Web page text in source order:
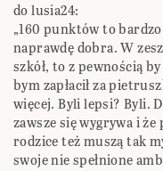
do lusia24:
„160 punktów to
naprawdę dobra. W
szkół, to z pewnością
bym zapłacił za
więcej. Byli lepsi? Byli.
zawsze się wygrywa i
rodzice też muszą tak
swoje nie spełnione